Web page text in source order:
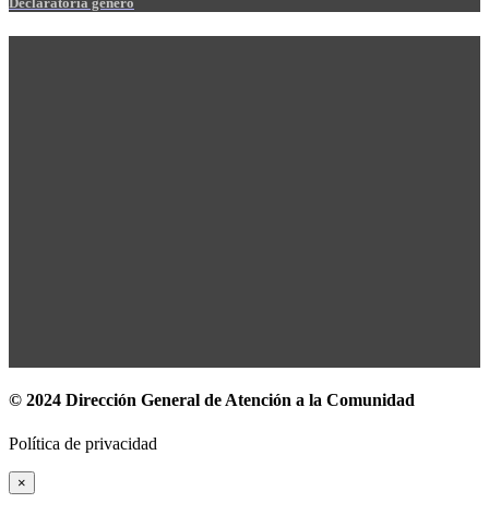
© 2024 Dirección General de Atención a la Comunidad
Política de privacidad
×